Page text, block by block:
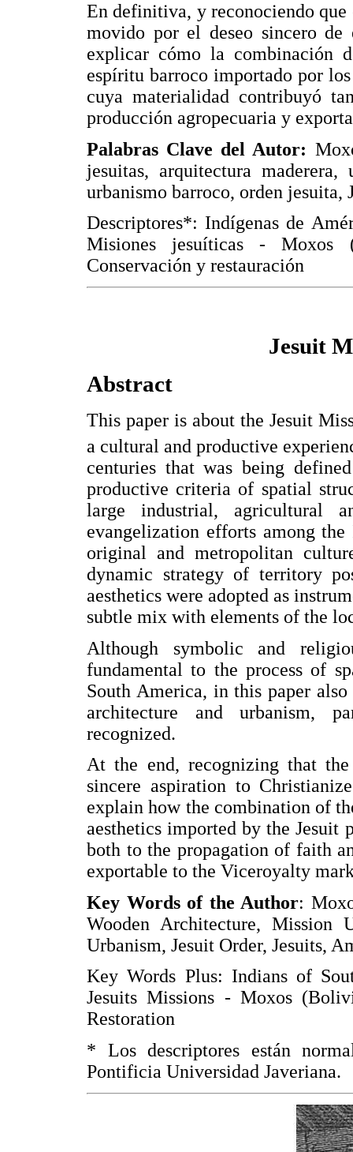
En definitiva, y reconociendo
movido por el deseo sincero
explicar cómo la combinación
espíritu barroco importado por
cuya materialidad contribuyó
producción agropecuaria y
Palabras Clave del Autor:
jesuitas, arquitectura
urbanismo barroco, orden jesuita,
Descriptores*: Indígenas de
Misiones jesuíticas - Moxos
Conservación y restauración
Jesuit
Abstract
This paper is about the Jesuit
a cultural and productive
centuries that was being
productive criteria of spatial
large industrial, agricultural
evangelization efforts among
original and metropolitan
dynamic strategy of territory
aesthetics were adopted as
subtle mix with elements of the
Although symbolic and
fundamental to the process of
South America, in this paper
architecture and urbanism,
recognized.
At the end, recognizing that
sincere aspiration to
explain how the combination of
aesthetics imported by the Jesuit
both to the propagation of faith
exportable to the Viceroyalty
Key Words of the Author:
Wooden Architecture, Mission
Urbanism, Jesuit Order, Jesuits,
Key Words Plus: Indians of
Jesuits Missions - Moxos
Restoration
* Los descriptores están
Pontificia Universidad Javeriana.